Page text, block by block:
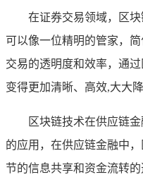
在证券交易领域，区
可以像一位精明的管家，
交易的透明度和效率，通
变得更加清晰、高效,大大
区块链技术在供应链
的应用，在供应链金融中
节的信息共享和资金流转